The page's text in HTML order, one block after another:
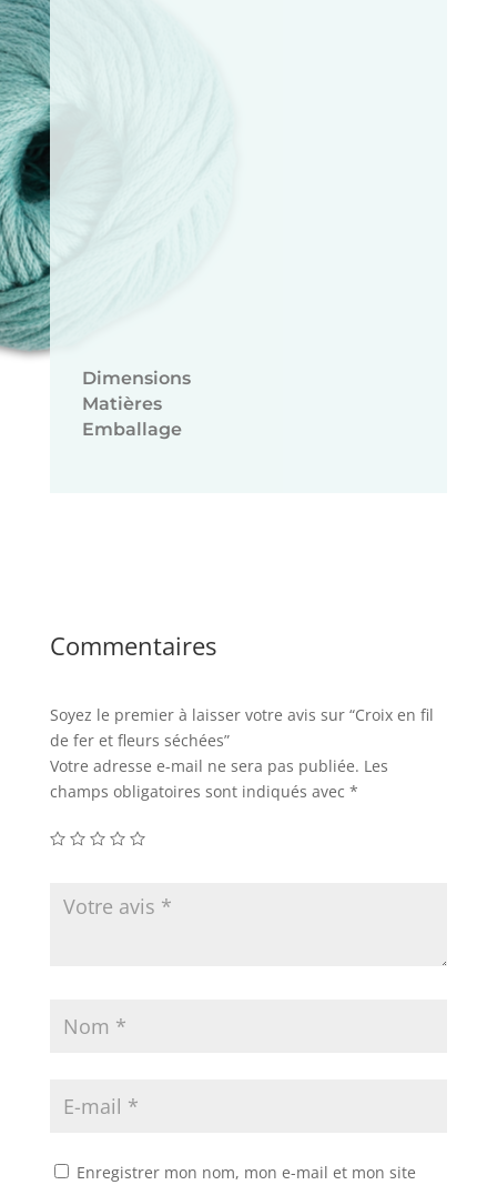
Dimensions
Matières
Emballage
Commentaires
Soyez le premier à laisser votre avis sur “Croix en fil
de fer et fleurs séchées”
Votre adresse e-mail ne sera pas publiée. Les
champs obligatoires sont indiqués avec *
Enregistrer mon nom, mon e-mail et mon site